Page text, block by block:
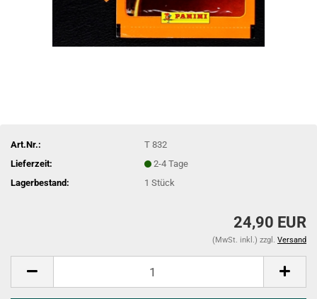
Art.Nr.:
T 832
Lieferzeit:
2-4 Tage
Lagerbestand:
1Stück
24,90 EUR
(MwSt. inkl.) zzgl. Versand